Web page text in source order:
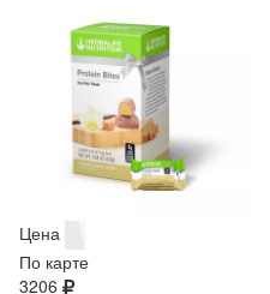
Цена
По карте
3206